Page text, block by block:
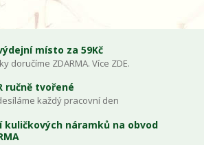
místo za 59Kč
doručíme ZDARMA. Více ZDE.
ručně tvořené
každý pracovní den
kuličkových náramků na obvod